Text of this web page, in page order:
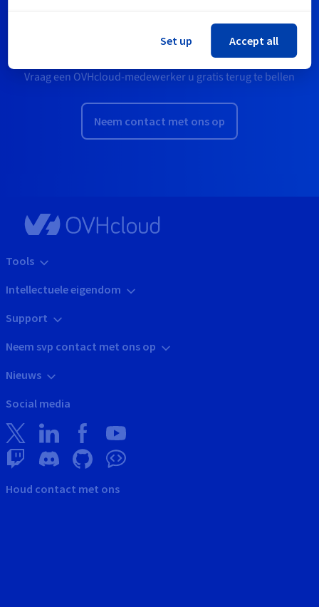
Wilt u een demo? Een offerte?
Vraag een OVHcloud-medewerker u gratis terug te bellen
Neem contact met ons op
Tools
Intellectuele eigendom
Support
Neem svp contact met ons op
Nieuws
Social media
Houd contact met ons
Set up Accept all